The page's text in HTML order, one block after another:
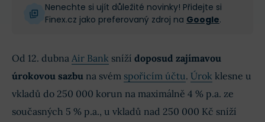
Nenechte si ujít důležité novinky! Přidejte si
Finex.cz jako preferovaný zdroj na Google.
Od 12. dubna Air Bank sníží doposud zajímavou
úrokovou sazbu na svém spořicím účtu. Úrok klesne u
vkladů do 250 000 korun na maximálně 4 % p.a. ze
současných 5 % p.a., u vkladů nad 250 000 Kč sníží